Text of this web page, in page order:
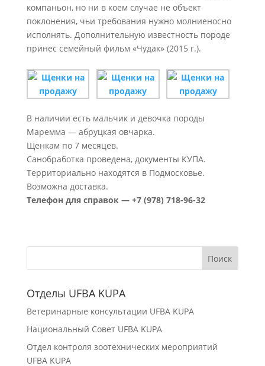
компаньон, но ни в коем случае не объект
поклонения, чьи требования нужно молниеносно
исполнять. Дополнительную известность породе
принес семейный фильм «Чудак» (2015 г.).
В наличии есть мальчик и девочка породы
Маремма — абруцкая овчарка.
Щенкам по 7 месяцев.
Санобработка проведена, документы КУПА.
Территориально находятся в Подмосковье.
Возможна доставка.
Телефон для справок — +7 (978) 718-96-32
Отделы UFBA KUPA
Ветеринарные консультации UFBA KUPA
Национальный Совет UFBA KUPA
Отдел контроля зоотехнических мероприятий
UFBA KUPA